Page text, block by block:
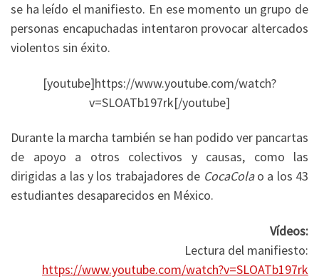
se ha leído el manifiesto. En ese momento un grupo de
personas encapuchadas intentaron provocar altercados
violentos sin éxito.
[youtube]https://www.youtube.com/watch?
v=SLOATb197rk[/youtube]
Durante la marcha también se han podido ver pancartas
de apoyo a otros colectivos y causas, como las
dirigidas a las y los trabajadores de CocaColao a los 43
estudiantes desaparecidos en México.
Vídeos:
Lectura del manifiesto:
https://www.youtube.com/watch?v=SLOATb197rk